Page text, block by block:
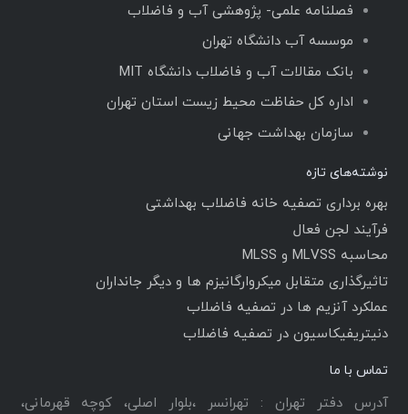
فصلنامه علمی- پژوهشی آب و فاضلاب
موسسه آب دانشگاه تهران
بانک مقالات آب و فاضلاب دانشگاه MIT
اداره کل حفاظت محیط زیست استان تهران
سازمان بهداشت جهانی
نوشته‌های تازه
بهره برداری تصفیه خانه فاضلاب بهداشتی
فرآیند لجن فعال
محاسبه MLVSS و MLSS
تاثیرگذاری متقابل میکروارگانیزم ها و دیگر جانداران
عملکرد آنزیم ها در تصفیه فاضلاب
دنیتریفیکاسیون در تصفیه فاضلاب
تماس با ما
آدرس دفتر تهران : تهرانسر ،بلوار اصلی، کوچه قهرمانی،